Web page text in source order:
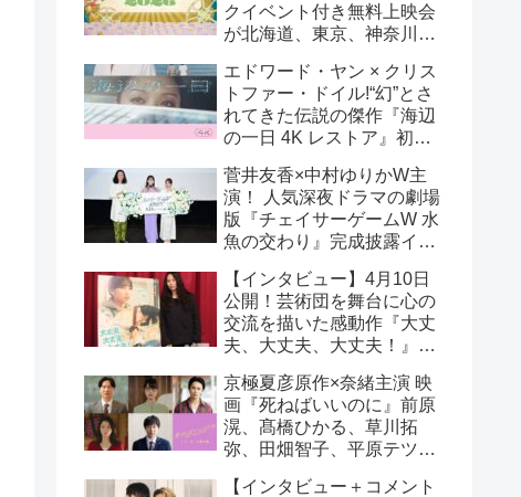
クイベント付き無料上映会
が北海道、東京、神奈川、
決定!
エドワード・ヤン × クリス
トファー・ドイル!“幻”とさ
れてきた伝説の傑作『海辺
の一日 4K レストア』初の
『恐怖分子 デジタルリマス
ター』上映も!
菅井友香×中村ゆりかW主
演！ 人気深夜ドラマの劇場
版『チェイサーゲームW 水
魚の交わり』完成披露イベ
恋愛相談トーク開催！
【インタビュー】4月10日
公開！芸術団を舞台に心の
交流を描いた感動作『大丈
夫、大丈夫、大丈夫！』キ
ー
京極夏彦原作×奈緒主演 映
画『死ねばいいのに』前原
滉、髙橋ひかる、草川拓
弥、田畑智子、平原テツら
【インタビュー＋コメント